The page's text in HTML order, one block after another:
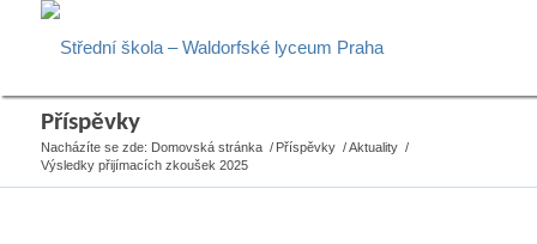
Příspěvky
Nacházíte se zde: Domovská stránka / Příspěvky / Aktuality /
Výsledky přijímacích zkoušek 2025